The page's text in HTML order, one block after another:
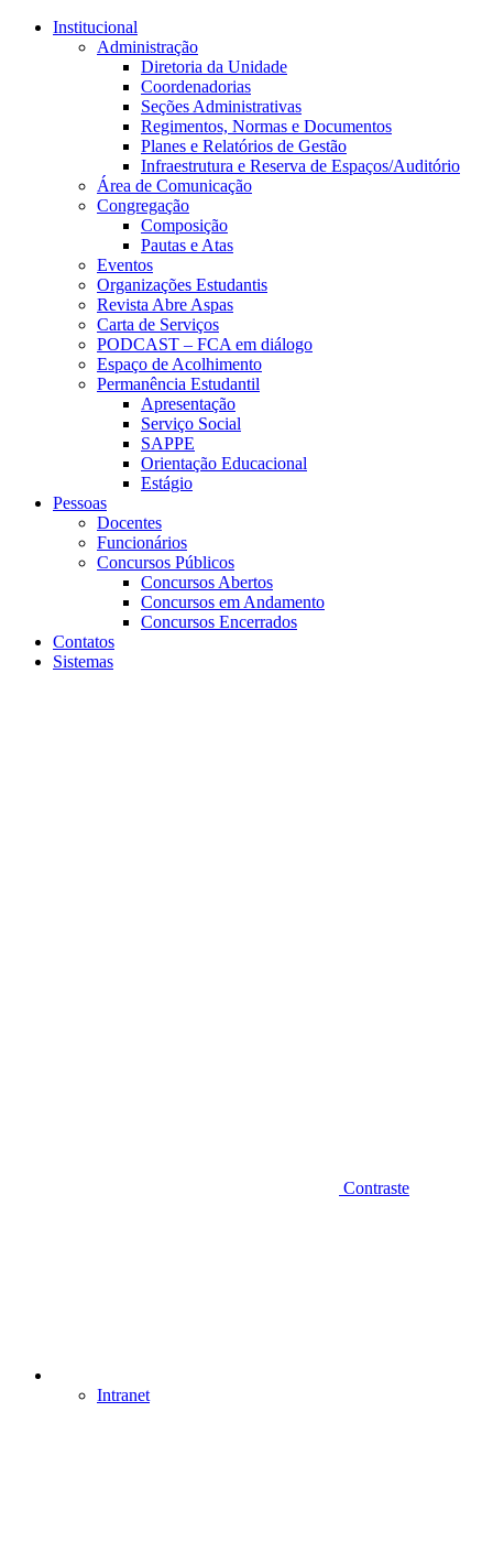
Conteúdo principal
Institucional
Administração
Diretoria da Unidade
Coordenadorias
Seções Administrativas
Regimentos, Normas e Documentos
Planes e Relatórios de Gestão
Infraestrutura e Reserva de Espaços/Auditório
Área de Comunicação
Congregação
Composição
Pautas e Atas
Eventos
Organizações Estudantis
Revista Abre Aspas
Carta de Serviços
PODCAST – FCA em diálogo
Espaço de Acolhimento
Permanência Estudantil
Apresentação
Serviço Social
SAPPE
Orientação Educacional
Estágio
Pessoas
Docentes
Funcionários
Concursos Públicos
Concursos Abertos
Concursos em Andamento
Concursos Encerrados
Contatos
Sistemas
Contraste
Intranet